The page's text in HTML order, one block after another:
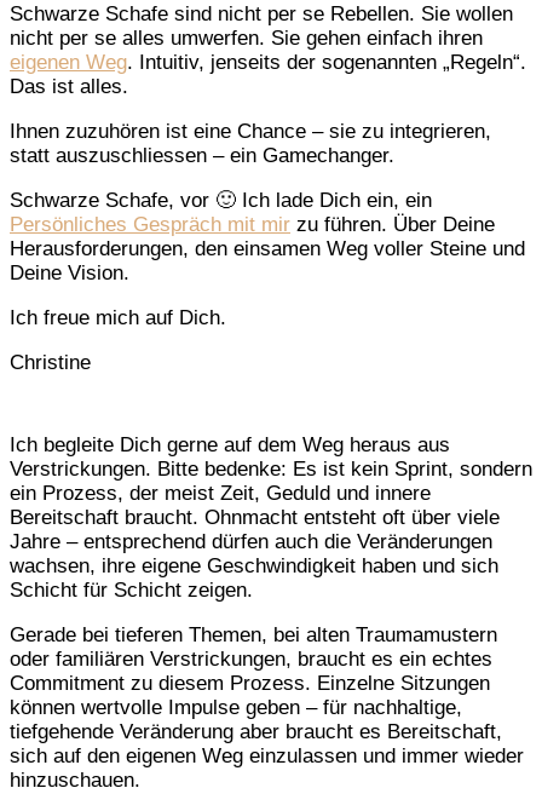
Schwarze Schafe sind nicht per se Rebellen. Sie wollen
nicht per se alles umwerfen. Sie gehen einfach ihren
eigenen Weg. Intuitiv, jenseits der sogenannten „Regeln“.
Das ist alles.
Ihnen zuzuhören ist eine Chance – sie zu integrieren,
statt auszuschliessen – ein Gamechanger.
Schwarze Schafe, vor 🙂 Ich lade Dich ein, ein
Persönliches Gespräch mit mir zu führen. Über Deine
Herausforderungen, den einsamen Weg voller Steine und
Deine Vision.
Ich freue mich auf Dich.
Christine
Ich begleite Dich gerne auf dem Weg heraus aus
Verstrickungen. Bitte bedenke: Es ist kein Sprint, sondern
ein Prozess, der meist Zeit, Geduld und innere
Bereitschaft braucht. Ohnmacht entsteht oft über viele
Jahre – entsprechend dürfen auch die Veränderungen
wachsen, ihre eigene Geschwindigkeit haben und sich
Schicht für Schicht zeigen.
Gerade bei tieferen Themen, bei alten Traumamustern
oder familiären Verstrickungen, braucht es ein echtes
Commitment zu diesem Prozess. Einzelne Sitzungen
können wertvolle Impulse geben – für nachhaltige,
tiefgehende Veränderung aber braucht es Bereitschaft,
sich auf den eigenen Weg einzulassen und immer wieder
hinzuschauen.